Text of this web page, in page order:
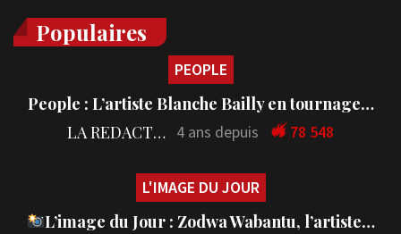
Populaires
PEOPLE
People : L’artiste Blanche Bailly en tournage…
LA REDACTION 4 ans depuis 78 548
L'IMAGE DU JOUR
L’image du Jour : Zodwa Wabantu, l’artiste…